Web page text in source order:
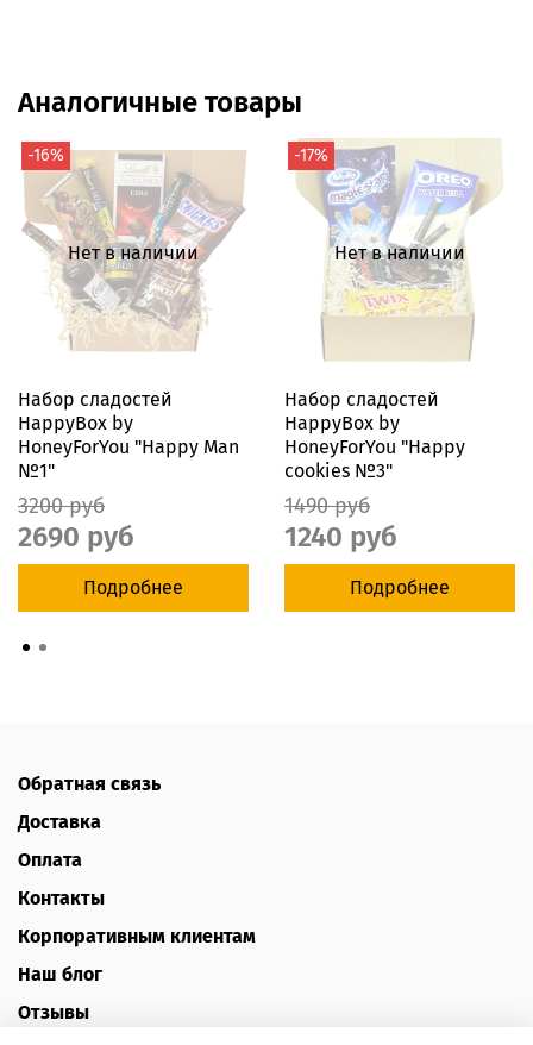
Аналогичные товары
Нет в наличии
-16%
Набор сладостей
HappyBox by
HoneyForYou "Happy Man
№1"
3200 руб
2690 руб
Подробнее
Нет в наличии
-17%
Набор сладостей
HappyBox by
HoneyForYou "Happy
cookies №3"
1490 руб
1240 руб
Подробнее
Обратная связь
Доставка
Оплата
Контакты
Корпоративным клиентам
Наш блог
Отзывы